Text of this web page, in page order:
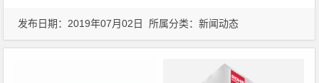
发布日期：2019年07月02日 所属分类：新闻动态